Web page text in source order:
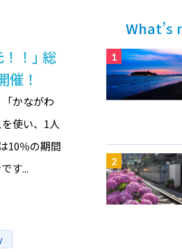
！｣ 総
催！
かながわ
使い、1人
10％の期間
す...
What’s